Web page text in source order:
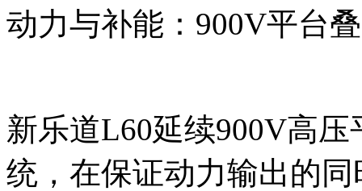
动力与补能：900V平台
新乐道L60延续900V高
统，在保证动力输出的